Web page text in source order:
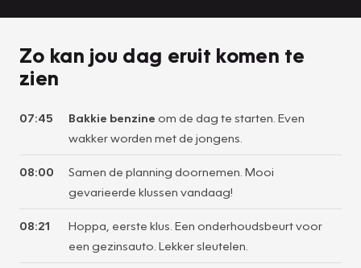
Zo kan jou dag eruit komen te
zien
07:45 Bakkie benzine om de dag te starten. Even
wakker worden met de jongens.
08:00
Samen de planning doornemen. Mooi
gevarieerde klussen vandaag!
08:21
Hoppa, eerste klus. Een onderhoudsbeurt voor
een gezinsauto. Lekker sleutelen.